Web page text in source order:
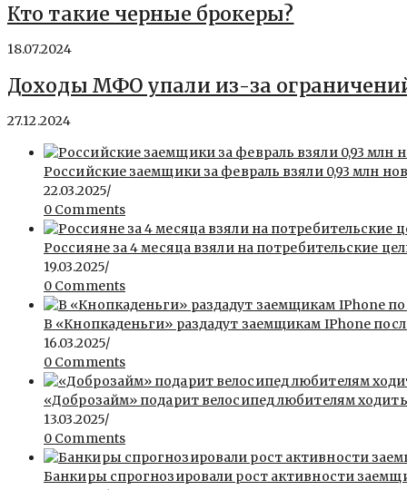
Кто такие черные брокеры?
18.07.2024
Доходы МФО упали из-за
27.12.2024
Российские заемщики за февраль взяли 0,93 млн
22.03.2025/
0 Comments
Россияне за 4 месяца взяли на потребительские
19.03.2025/
0 Comments
В «Кнопкаденьги» раздадут заемщикам IPhone
16.03.2025/
0 Comments
«Доброзайм» подарит велосипед любителям
13.03.2025/
0 Comments
Банкиры спрогнозировали рост активности